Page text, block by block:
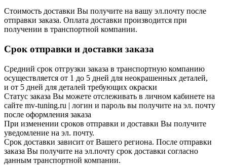
Стоимость доставки Вы получите на вашу эл.почту после
отправки заказа. Оплата доставки производится при
получении в транспортной компании.
Срок отправки и доставки заказа
Средний срок отгрузки заказа в транспортную компанию
осуществляется от 1 до 5 дней для неокрашенных деталей,
и от 5 дней для деталей требующих окраски
Статус заказа Вы можете отслеживать в личном кабинете на
сайте mv-tuning.ru | логин и пароль вы получите на эл. почту
после оформления заказа
При изменении сроков отправки и доставки Вы получите
уведомление на эл. почту.
Срок доставки зависит от Вашего региона. После отправки
заказа Вы получите на эл.почту срок доставки согласно
данным транспортной компании.